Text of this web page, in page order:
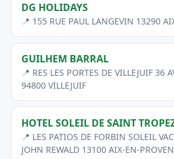
DG HOLIDAYS
📍 155 RUE PAUL LANGEVIN 13290
GUILHEM BARRAL
📍 RES LES PORTES DE VILLEJUIF 36
94800 VILLEJUIF
HOTEL SOLEIL DE SAINT
📍 LES PATIOS DE FORBIN SOLEIL
JOHN REWALD 13100 AIX-EN-